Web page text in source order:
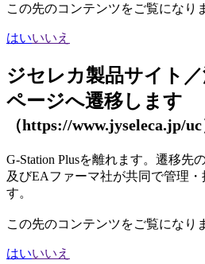
この先のコンテンツをご覧になり
はいいいえ
ジセレカ製品サイト
ページへ遷移します
（https://www.jyseleca.jp/uc
G-Station Plusを離れます。遷移先
及びEAファーマ社が共同で管理
す。
この先のコンテンツをご覧になり
はいいいえ